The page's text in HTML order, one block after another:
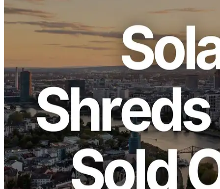
ELSOUL LABO B.V. (Sede: Amsterdã, Países Baixos, CEO:
Fumitake Kawasaki) e Validators DAO anunciar que o dedicado
ShredStream Metal Ryzen e os servidores Bare-Metal da linha
premium da região de Frankfurt (FRA) estão agora esgotados.
Agradecemos sinceramente pelo seu apoio contínuo.
Por que Frankfurt É a escolha para
clientes orientados para o desempenho
Dados da rede Solana:Validators Solutions
Frankfurt abriga o maior número de validadores da Solana no
mundo, tornando-se um hub global para a rede Solana. A alta
densidade dos validadores significaperíodos mais longos de